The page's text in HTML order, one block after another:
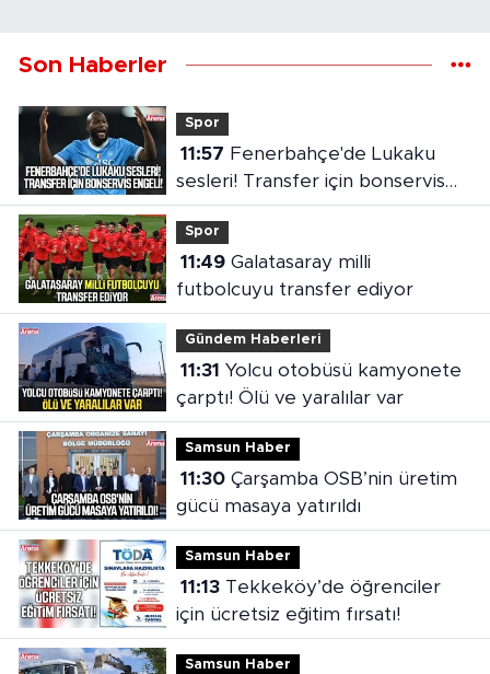
Son Haberler
Spor
11:57
sesleri! Transfer için bonservis
engeli
Spor
11:49Galatasaray milli
futbolcuyu transfer ediyor
Gündem Haberleri
11:31
çarptı! Ölü ve yaralılar var
Samsun Haber
11:30Çarşamba OSB’nin üretim
gücü masaya yatırıldı
Samsun Haber
11:13Tekkeköy’de öğrenciler
için ücretsiz eğitim fırsatı!
Samsun Haber